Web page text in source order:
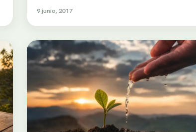
9 junio, 2017